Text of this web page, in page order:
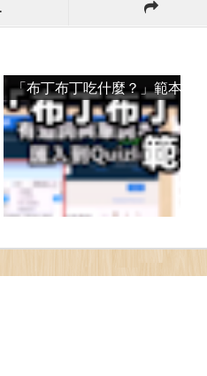
「布丁布丁吃什麼？」範本改版記錄 / Talk About Pulipuli Blog’s New Template